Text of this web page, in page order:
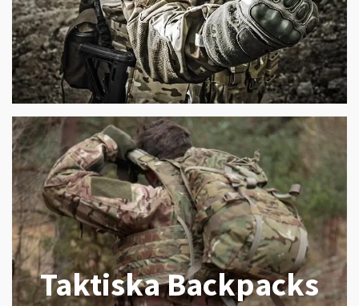
Taktiska Backpacks